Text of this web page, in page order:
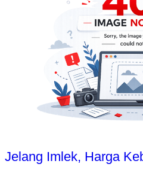
Jelang Imlek, Harga